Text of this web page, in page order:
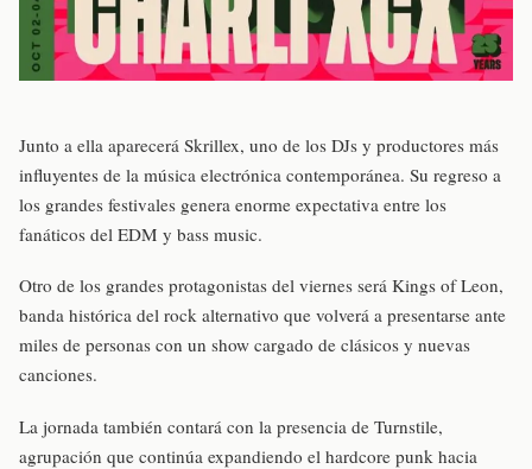
Junto a ella aparecerá Skrillex, uno de los DJs y productores más
influyentes de la música electrónica contemporánea. Su regreso a
los grandes festivales genera enorme expectativa entre los
fanáticos del EDM y bass music.
Otro de los grandes protagonistas del viernes será Kings of Leon,
banda histórica del rock alternativo que volverá a presentarse ante
miles de personas con un show cargado de clásicos y nuevas
canciones.
La jornada también contará con la presencia de Turnstile,
agrupación que continúa expandiendo el hardcore punk hacia